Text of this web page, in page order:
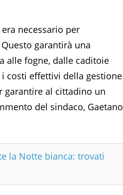
necessario per
garantirà una
alle fogne, dalle caditoie
costi effettivi della gestione
garantire al cittadino un
del sindaco, Gaetano
la Notte bianca: trovati